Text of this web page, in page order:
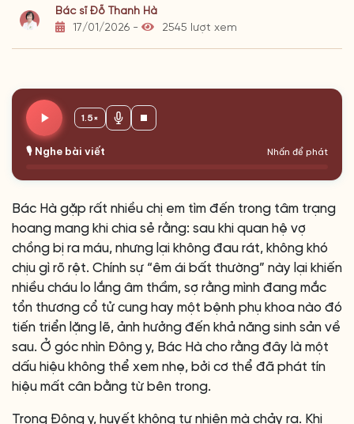
Bác sĩ Đỗ Thanh Hà
17/01/2026 -
2545 lượt xem
🎙️ Nghe bài viết Nhấn để phát
1.5×
Bác Hà gặp rất nhiều chị em tìm đến trong tâm trạng
hoang mang khi chia sẻ rằng: sau khi quan hệ vợ
chồng bị ra máu, nhưng lại không đau rát, không khó
chịu gì rõ rệt. Chính sự “êm ái bất thường” này lại khiến
nhiều cháu lo lắng âm thầm, sợ rằng mình đang mắc
tổn thương cổ tử cung hay một bệnh phụ khoa nào đó
tiến triển lặng lẽ, ảnh hưởng đến khả năng sinh sản về
sau. Ở góc nhìn Đông y, Bác Hà cho rằng đây là một
dấu hiệu không thể xem nhẹ, bởi cơ thể đã phát tín
hiệu mất cân bằng từ bên trong.
Trong Đông y, huyết không tự nhiên mà chảy ra. Khi